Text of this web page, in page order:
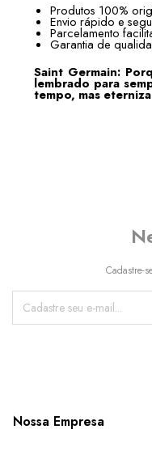
Produtos 100%
Envio rápido e
Parcelamento
Garantia de
Saint Germain:
lembrado para
tempo, mas
Cadastre-
Nossa Empresa